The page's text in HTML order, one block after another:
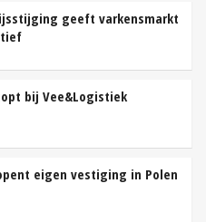
geeft varkensmarkt
bij Vee&Logistiek
eigen vestiging in Polen